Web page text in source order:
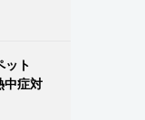
ット
中症対